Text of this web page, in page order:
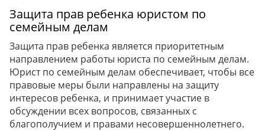
Защита прав ребенка юристом по
семейным делам
Защита прав ребенка является приоритетным
направлением работы юриста по семейным делам.
Юрист по семейным делам обеспечивает, чтобы все
правовые меры были направлены на защиту
интересов ребенка, и принимает участие в
обсуждении всех вопросов, связанных с
благополучием и правами несовершеннолетнего.